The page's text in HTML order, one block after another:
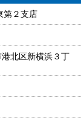
第２支店
北区新横浜３丁